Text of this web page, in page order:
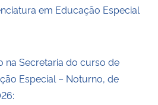
em Educação Especial
na Secretaria do curso de
Especial – Noturno, de